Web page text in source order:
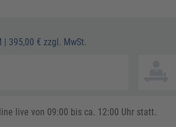
| 395,00 € zzgl. MwSt.
live von 09:00 bis ca. 12:00 Uhr statt.